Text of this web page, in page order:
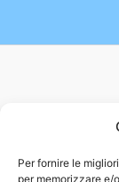
Per fornire le
per memorizzare e/